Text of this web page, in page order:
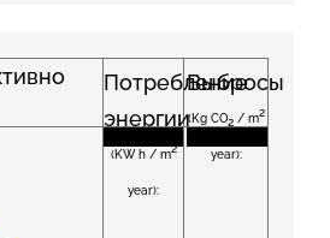
Потребление
энергии
(KW h / m2
year):
Выбросы
(Kg CO2 / m2
year):